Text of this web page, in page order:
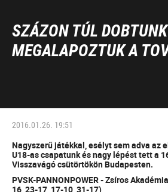
SZÁZON TÚL
MEGALAPOZTUK A
2016.01.26. 19:51
Nagyszerű játékkal, esélyt sem adva az
U18-as csapatunk és nagy lépést tett a
Visszavágó csütörtökön Budapesten.
PVSK-PANNONPOWER - Zsíros
16, 23-17, 17-10, 31-17)